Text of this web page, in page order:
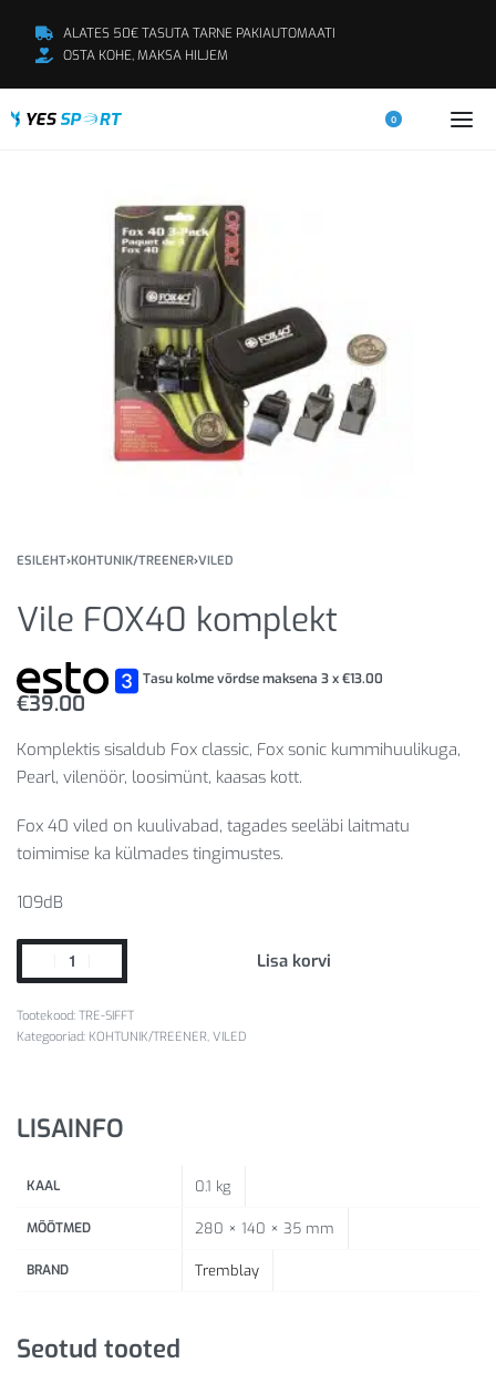
ALATES 50€ TASUTA TARNE PAKIAUTOMAATI
OSTA KOHE, MAKSA HILJEM
0
ESILEHT›KOHTUNIK/TREENER›VILED
Vile FOX40 komplekt
Tasu kolme võrdse maksena 3 x€13.00
€39.00
Komplektis sisaldub Fox classic, Fox sonic kummihuulikuga,
Pearl, vilenöör, loosimünt, kaasas kott.
Fox 40 viled on kuulivabad, tagades seeläbi laitmatu
toimimise ka külmades tingimustes.
109dB
Lisa korvi
TRE-SIFFT
Kategooriad: KOHTUNIK/TREENER, VILED
LISAINFO
KAAL 0.1 kg
MÕÕTMED 280 × 140 × 35 mm
BRAND Tremblay
Seotud tooted